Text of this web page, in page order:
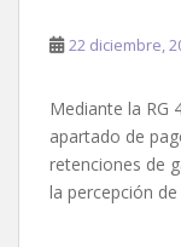
22 diciembre,
Mediante la RG
apartado de
retenciones de
la percepción de